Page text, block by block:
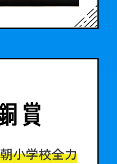
小学校全力